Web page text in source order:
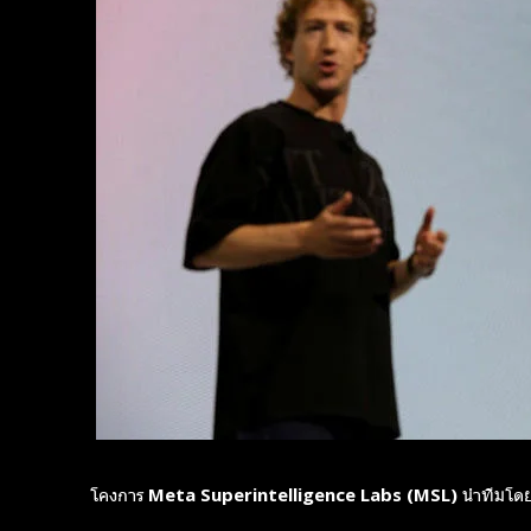
Subscribe now
To access
premium
content
15 Day
Subscribe now
To access
premium
content
15 Day
โคงการ Meta Superintelligence Labs (MSL) นำทีมโ